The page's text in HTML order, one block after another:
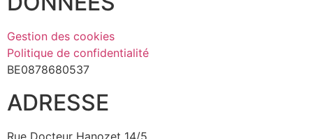
Gestion des cookies
Politique de confidentialité
BE0878680537
ADRESSE
Rue Docteur Hanozet 14/5